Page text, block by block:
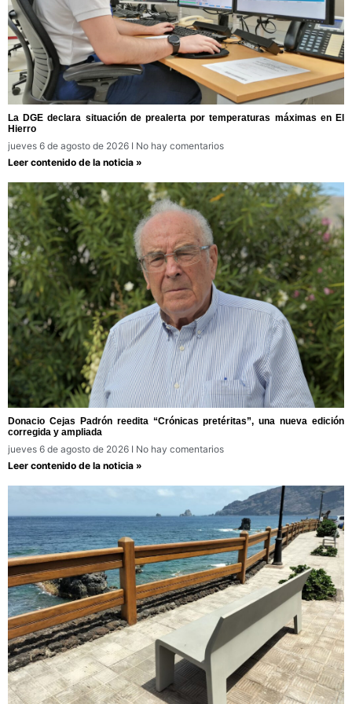
La DGE declara situación de prealerta por temperaturas máximas en El
Hierro
jueves 6 de agosto de 2026
No hay comentarios
Leer contenido de la noticia »
Donacio Cejas Padrón reedita “Crónicas pretéritas”, una nueva edición
corregida y ampliada
jueves 6 de agosto de 2026
No hay comentarios
Leer contenido de la noticia »